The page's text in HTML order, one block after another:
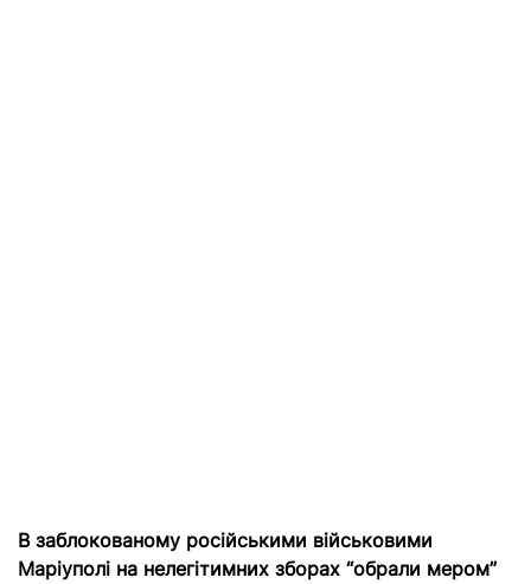
В заблокованому російськими військовими
Маріуполі на нелегітимних зборах “обрали мером”